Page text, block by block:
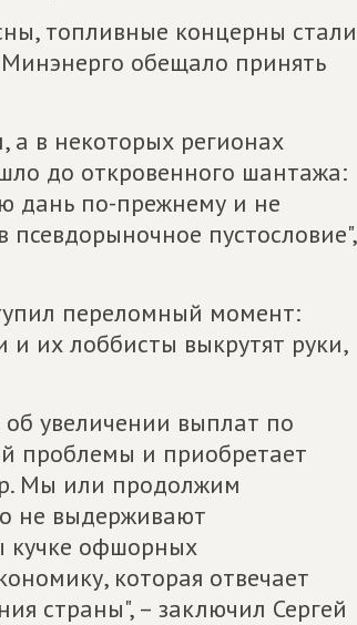
топливные концерны стали
обещало принять
а в некоторых регионах
до откровенного шантажа:
дань по-прежнему и не
пустословие",
переломный момент:
их лоббисты выкрутят руки,
об увеличении выплат по
проблемы и приобретает
Мы или продолжим
не выдерживают
кучке офшорных
которая отвечает
страны", – заключил Сергей